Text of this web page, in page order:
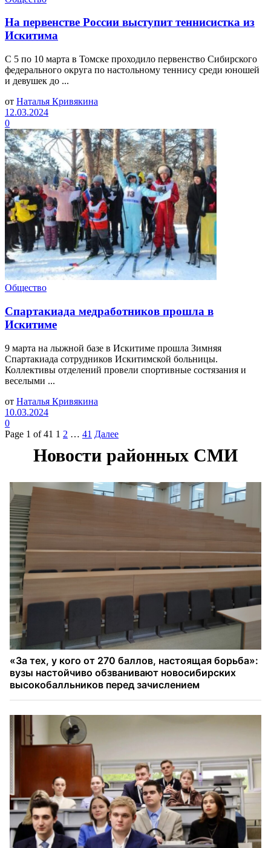
На первенстве России выступит теннисистка из
Искитима
С 5 по 10 марта в Томске проходило первенство Сибирского
федерального округа по настольному теннису среди юношей
и девушек до ...
от Наталья Кривякина
12.03.2024
0
Общество
Спартакиада медработников прошла в
Искитиме
9 марта на лыжной базе в Искитиме прошла Зимняя
Спартакиада сотрудников Искитимской больницы.
Коллективы отделений провели спортивные состязания и
веселыми ...
от Наталья Кривякина
10.03.2024
0
Page 1 of 41 1 2 … 41 Далее